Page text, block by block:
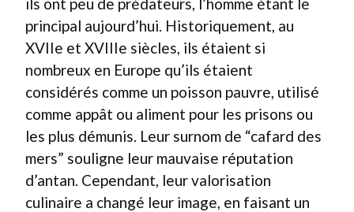
principal aujourd’hui. Historiquement, au
XVIIe et XVIIIe siècles, ils étaient si
nombreux en Europe qu’ils étaient
considérés comme un poisson pauvre, utilisé
comme appât ou aliment pour les prisons ou
les plus démunis. Leur surnom de “cafard des
mers” souligne leur mauvaise réputation
d’antan. Cependant, leur valorisation
culinaire a changé leur image, en faisant un